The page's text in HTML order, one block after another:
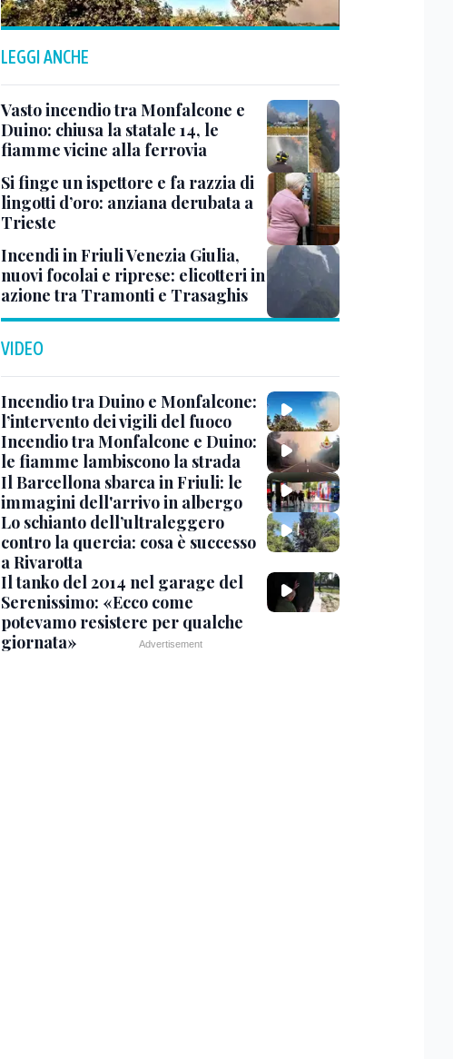
LEGGI ANCHE
Vasto incendio tra Monfalcone e
Duino: chiusa la statale 14, le
fiamme vicine alla ferrovia
Si finge un ispettore e fa razzia di
lingotti d’oro: anziana derubata a
Trieste
Incendi in Friuli Venezia Giulia,
nuovi focolai e riprese: elicotteri in
azione tra Tramonti e Trasaghis
VIDEO
Incendio tra Duino e Monfalcone:
l’intervento dei vigili del fuoco
Incendio tra Monfalcone e Duino:
le fiamme lambiscono la strada
Il Barcellona sbarca in Friuli: le
immagini dell'arrivo in albergo
Lo schianto dell’ultraleggero
contro la quercia: cosa è successo
a Rivarotta
Il tanko del 2014 nel garage del
Serenissimo: «Ecco come
potevamo resistere per qualche
giornata»